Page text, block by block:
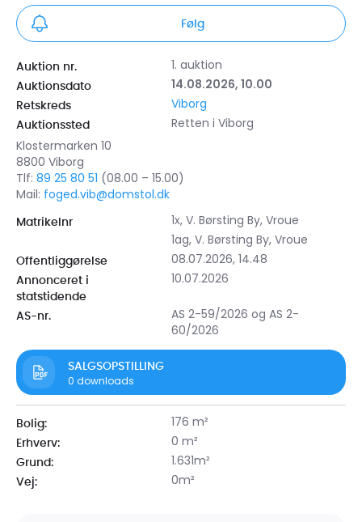
Auktion nr. 1. auktion
Auktionsdato 14.08.2026, 10.00
Retskreds Viborg
Auktionssted
Retten i Viborg
Klostermarken 10
8800 Viborg
Tlf: 89 25 80 51 (08.00 – 15.00)
Mail: foged.vib@domstol.dk
Matrikelnr
1x, V. Børsting By, Vroue
1ag, V. Børsting By, Vroue
Offentliggørelse 08.07.2026, 14.48
Annonceret i
statstidende
10.07.2026
AS-nr.
AS 2-59/2026 og AS 2-
60/2026
SALGSOPSTILLING
0 downloads
Bolig: 176 m²
Erhverv: 0 m²
Grund: 1.631m²
Vej: 0m²
Følg